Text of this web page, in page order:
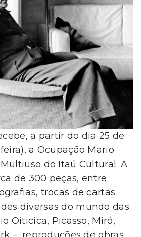
a partir do dia 25 de
a Ocupação Mario
do Itaú Cultural. A
de 300 peças, entre
trocas de cartas
diversas do mundo das
Oiticica, Picasso, Miró,